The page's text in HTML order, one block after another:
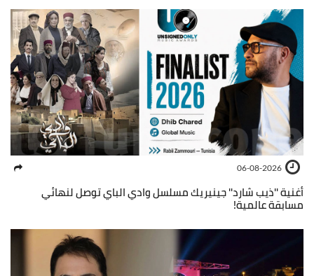
06-08-2026
أغنية ''ذيب شارد'' جينيريك مسلسل وادي الباي توصل لنهائي
مسابقة عالمية!